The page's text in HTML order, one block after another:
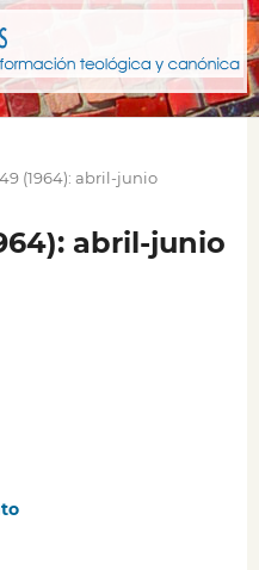
(1964): abril-junio
abril-junio